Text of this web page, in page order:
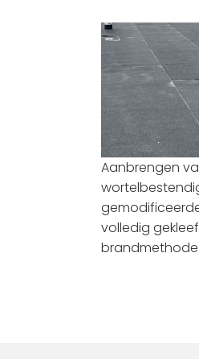
Aanbrengen
volledig
brandmethode.